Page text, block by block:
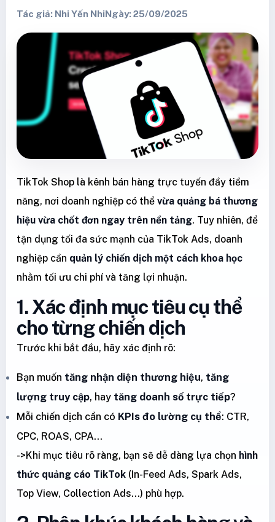
Tác giả: Nhi Yến NhiNgày: 25/09/2025
TikTok Shop là kênh bán hàng trực tuyến đầy tiềm
năng, nơi doanh nghiệp có thể vừa quảng bá thương
hiệu vừa chốt đơn ngay trên nền tảng. Tuy nhiên, để
tận dụng tối đa sức mạnh của TikTok Ads, doanh
nghiệp cần quản lý chiến dịch một cách khoa học
nhằm tối ưu chi phí và tăng lợi nhuận.
1. Xác định mục tiêu cụ thể
cho từng chiến dịch
Trước khi bắt đầu, hãy xác định rõ:
Bạn muốn tăng nhận diện thương hiệu, tăng
lượng truy cập, hay tăng doanh số trực tiếp?
Mỗi chiến dịch cần có KPIs đo lường cụ thể: CTR,
CPC, ROAS, CPA…
->Khi mục tiêu rõ ràng, bạn sẽ dễ dàng lựa chọn hình
thức quảng cáo TikTok (In-Feed Ads, Spark Ads,
Top View, Collection Ads…) phù hợp.